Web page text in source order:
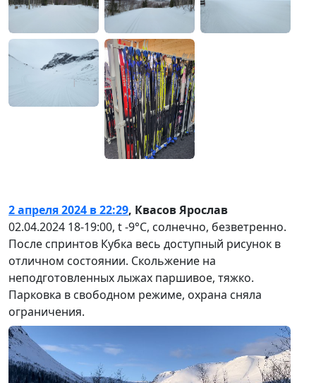
2 апреля 2024 в 22:29, Квасов Ярослав
02.04.2024 18-19:00, t -9°С, солнечно, безветренно.
После спринтов Кубка весь доступный рисунок в
отличном состоянии. Скольжение на
неподготовленных лыжах паршивое, тяжко.
Парковка в свободном режиме, охрана сняла
ограничения.